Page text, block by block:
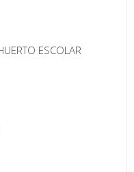
ESCOLAR